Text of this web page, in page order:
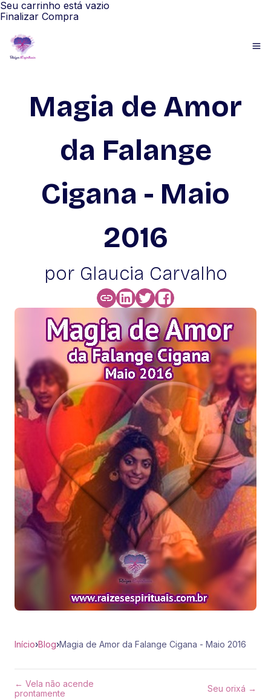
Seu carrinho está vazio
Finalizar Compra
Magia de Amor
da Falange
Cigana - Maio
2016
por Glaucia Carvalho
Início›Blog›Magia de Amor da Falange Cigana - Maio 2016
← Vela não acende
prontamente
Seu orixá →